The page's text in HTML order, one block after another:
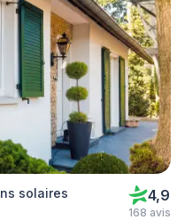
solaires
4,9
168 avis